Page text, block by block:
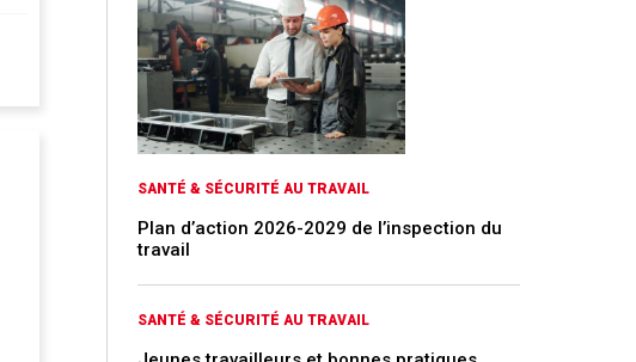
SANTÉ & SÉCURITÉ AU TRAVAIL
Plan d’action 2026-2029 de l’inspection du
travail
SANTÉ & SÉCURITÉ AU TRAVAIL